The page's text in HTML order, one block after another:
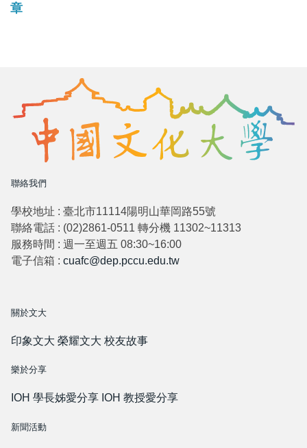
章
聯絡我們
學校地址 : 臺北市11114陽明山華岡路55號
聯絡電話 : (02)2861-0511 轉分機 11302~11313
服務時間 : 週一至週五 08:30~16:00
電子信箱 : cuafc@dep.pccu.edu.tw
關於文大
印象文大 榮耀文大 校友故事
樂於分享
IOH 學長姊愛分享 IOH 教授愛分享
新聞活動